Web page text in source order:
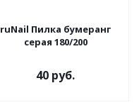
ruNail Пилка бумеранг
серая 180/200
40 руб.